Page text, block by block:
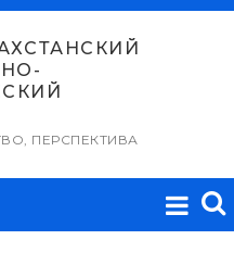
ПЕРСПЕКТИВА